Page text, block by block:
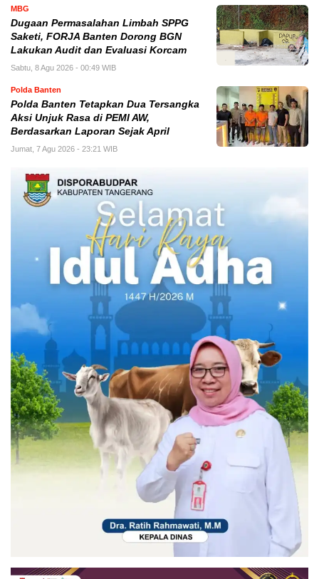
MBG
Dugaan Permasalahan Limbah SPPG
Saketi, FORJA Banten Dorong BGN
Lakukan Audit dan Evaluasi Korcam
Sabtu, 8 Agu 2026 - 00:49 WIB
Polda Banten
Polda Banten Tetapkan Dua Tersangka
Aksi Unjuk Rasa di PEMI AW,
Berdasarkan Laporan Sejak April
Jumat, 7 Agu 2026 - 23:21 WIB